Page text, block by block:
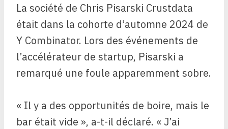
La société de Chris Pisarski Crustdata
était dans la cohorte d’automne 2024 de
Y Combinator. Lors des événements de
l’accélérateur de startup, Pisarski a
remarqué une foule apparemment sobre.
« Il y a des opportunités de boire, mais le
bar était vide », a-t-il déclaré. « J’ai